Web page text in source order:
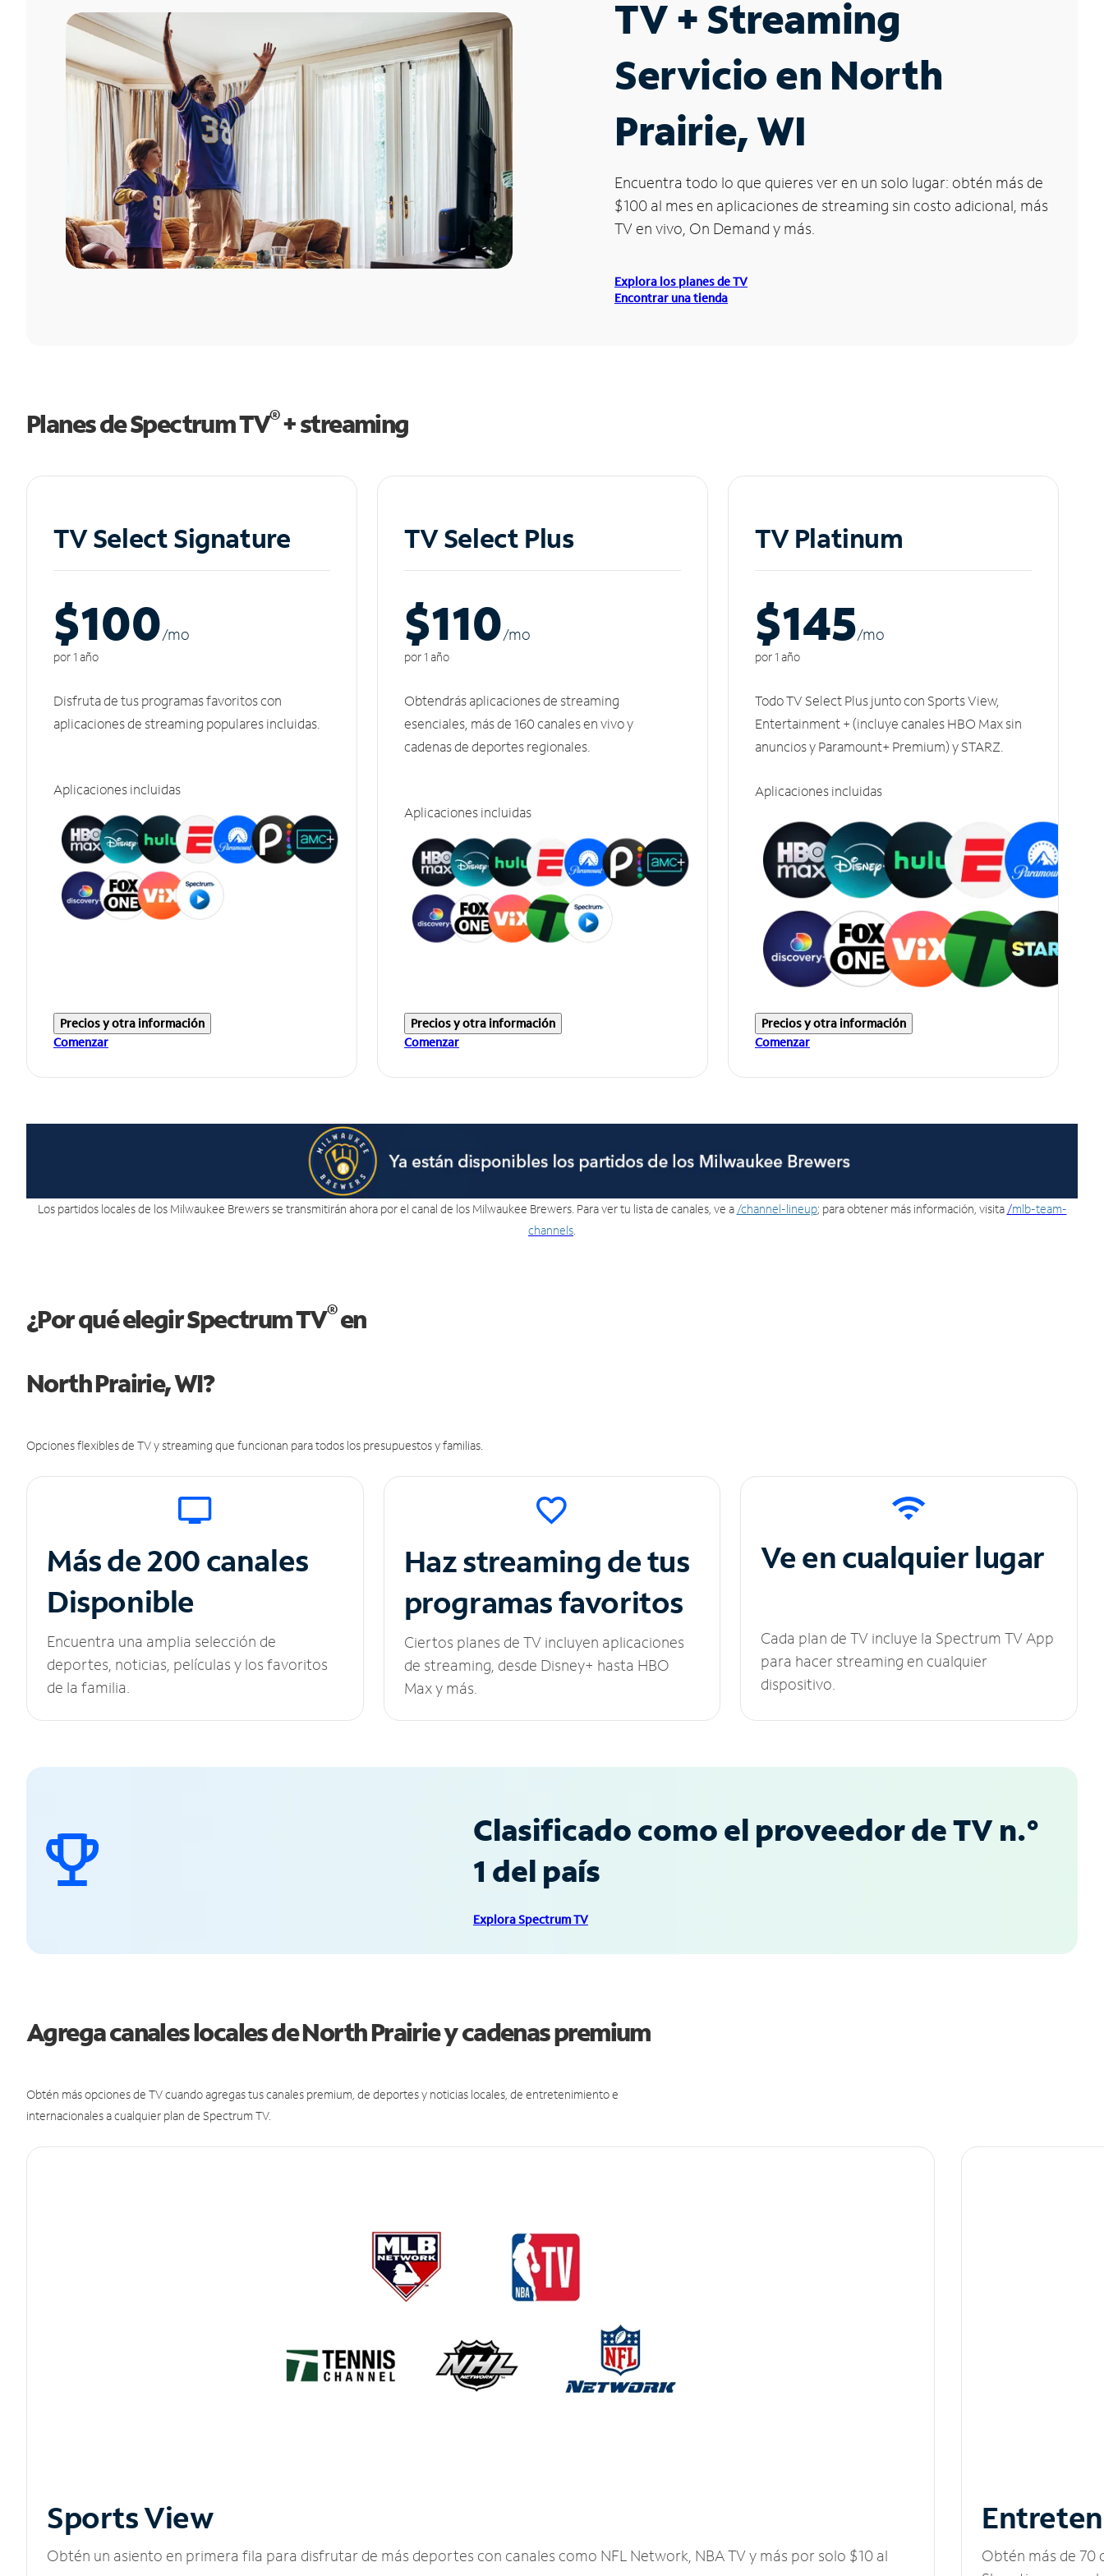
TV + Streaming
Servicio en North
Prairie, WI
Encuentra todo lo que quieres ver en un solo lugar: obtén más de
$100 al mes en aplicaciones de streaming sin costo adicional, más
TV en vivo, On Demand y más.
Explora los planes de TV
Encontrar una tienda
Planes de Spectrum TV®+ streaming
TV Select Signature
$100/mo
por 1 año
Disfruta de tus programas favoritos con
aplicaciones de streaming populares incluidas.
Aplicaciones incluidas
Precios y otra información
Comenzar
TV Select Plus
$110/mo
por 1 año
Obtendrás aplicaciones de streaming
esenciales, más de 160 canales en vivo y
cadenas de deportes regionales.
Aplicaciones incluidas
Precios y otra información
Comenzar
TV Platinum
$145/mo
por 1 año
Todo TV Select Plus junto con Sports View,
Entertainment + (incluye canales HBO Max sin
anuncios y Paramount+ Premium) y STARZ.
Aplicaciones incluidas
Precios y otra información
Comenzar
Los partidos locales de los Milwaukee Brewers se transmitirán ahora por el canal de los Milwaukee Brewers. Para ver tu lista de canales, ve a /channel-lineup; para obtener más información, visita /mlb-team-
channels
¿Por qué elegir Spectrum TV®en
North Prairie, WI?
Opciones flexibles de TV y streaming que funcionan para todos los presupuestos y familias.
Más de 200 canales
Disponible
Encuentra una amplia selección de
deportes, noticias, películas y los favoritos
de la familia.
Haz streaming de tus
programas favoritos
Ciertos planes de TV incluyen aplicaciones
de streaming, desde Disney+ hasta HBO
Max y más.
Ve en cualquier lugar
Cada plan de TV incluye la Spectrum TV App
para hacer streaming en cualquier
dispositivo.
Clasificado como el proveedor de TV n.°
1 del país
Explora Spectrum TV
Agrega canales locales de North Prairie y cadenas premium
Obtén más opciones de TV cuando agregas tus canales premium, de deportes y noticias locales, de entretenimiento e
internacionales a cualquier plan de Spectrum TV.
Sports View
Obtén un asiento en primera fila para disfrutar de más deportes con canales como NFL Network, NBA TV y más por solo $10 al
Obtén más de 70